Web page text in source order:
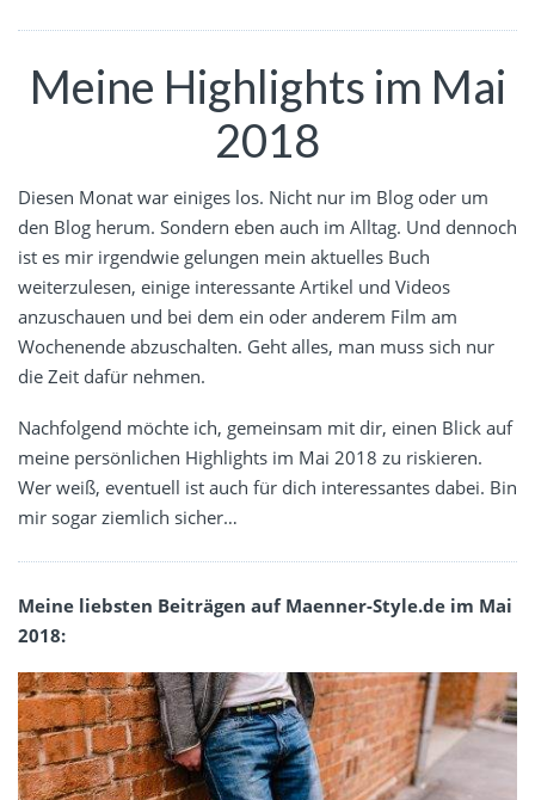
Meine Highlights im Mai
2018
Diesen Monat war einiges los. Nicht nur im Blog oder um
den Blog herum. Sondern eben auch im Alltag. Und dennoch
ist es mir irgendwie gelungen mein aktuelles Buch
weiterzulesen, einige interessante Artikel und Videos
anzuschauen und bei dem ein oder anderem Film am
Wochenende abzuschalten. Geht alles, man muss sich nur
die Zeit dafür nehmen.
Nachfolgend möchte ich, gemeinsam mit dir, einen Blick auf
meine persönlichen Highlights im Mai 2018 zu riskieren.
Wer weiß, eventuell ist auch für dich interessantes dabei. Bin
mir sogar ziemlich sicher…
Meine liebsten Beiträgen auf Maenner-Style.de im Mai
2018: